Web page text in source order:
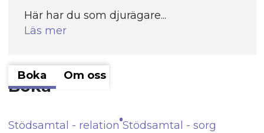
Här har du som djurägare...
Läs mer
Boka Om oss
Boka
Stödsamtal - relation Stödsamtal - sorg